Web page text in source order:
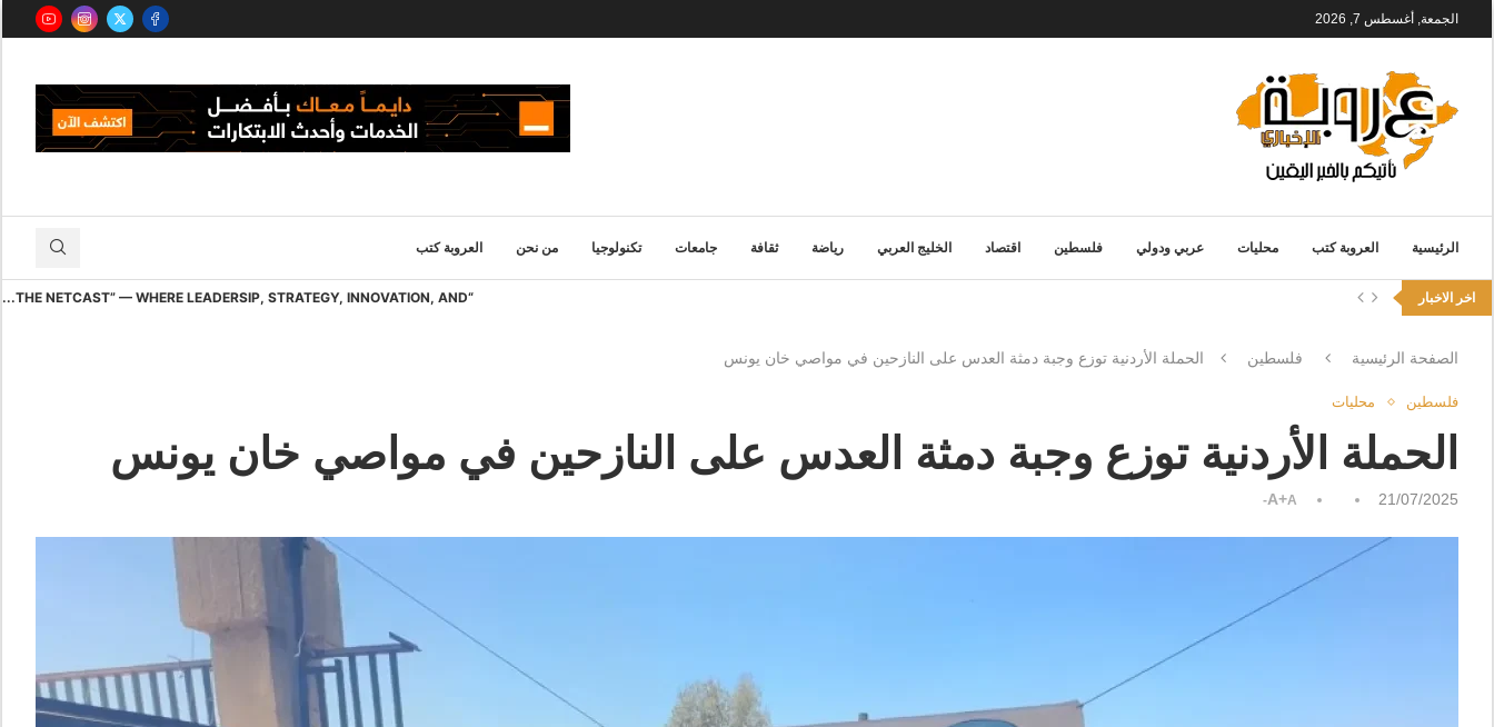
الجمعة, أغسطس 7, 2026
الرئيسية العروبة كتب محليات عربي ودولي فلسطين اقتصاد الخليج العربي رياضة ثقافة جامعات تكنولوجيا من نحن العروبة كتب
اخر الاخبار “THE NETCAST” — WHERE LEADERSIP, STRATEGY, INNOVATION, AND...
الصفحة الرئيسية فلسطين الحملة الأردنية توزع وجبة دمثة العدس على النازحين في مواصي خان يونس
فلسطين محليات
الحملة الأردنية توزع وجبة دمثة العدس على النازحين في مواصي خان يونس
21/07/2025
A+A-